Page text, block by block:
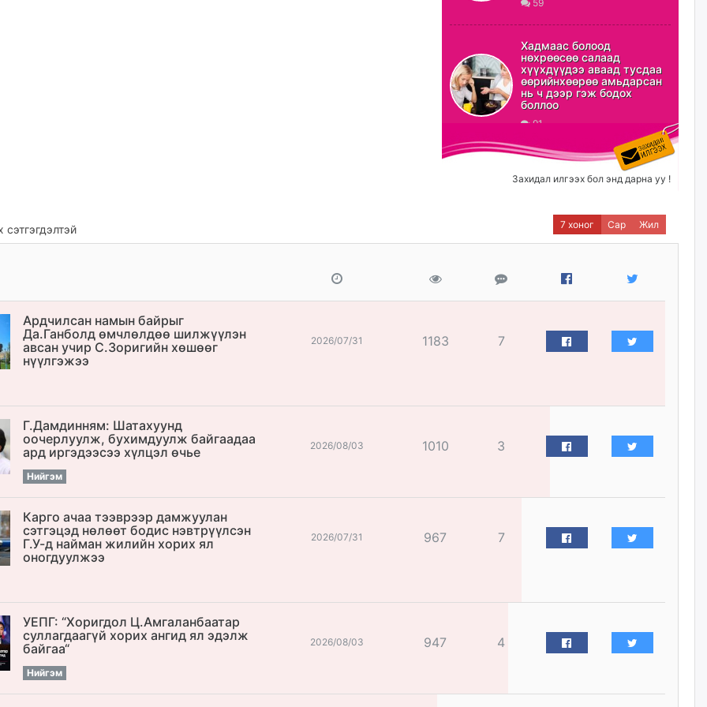
ХЗДХ-ын сайд С.Амарсайхан:
Авлигаар авсан хөрөнгийг
хурааж, нийгмийн сайн
сайхны хөгжилд зориулах
бөгөөд үүнийг хэд хэдэн эрх
бүхий байгууллагаас санал авна
өчигдѳр
Шатахууныг олдож байгаа
газраас нь л авч байна. Үнэ
тарифаас илүү хангамж дээр
анхаарч байна
Ц.Будханд: Дүүгээ гараад
долоон сарын хугацаа
Барилгын салбарын 100
Монгол Улсад 162 вагон - 9720
тонн АИ-92 орж иржээ
долларын санхүүжилтийн
эцсийн гэрээг есдүгээр сард
байгуулбал Тавантолгойн
Ханын материалд эхний
ээлжийн 6 блок орон сууцны
өчигдѳр
59
Хадмаас болоод
нөхрөөсөө салаад
хүүхдүүдээ аваад тусдаа
өөрийнхөөрөө амьдарсан
нь ч дээр гэж бодох
боллоо
91
Захидал илгээх бол энд дарна уу !
7 хоног Сар Жил
Ардчилсан намын байрыг
Да.Ганболд өмчлөлдөө шилжүүлэн
авсан учир С.Зоригийн хөшөөг
нүүлгэжээ
2026/07/31 1183 7
Г.Дамдинням: Шатахуунд
оочерлуулж, бухимдуулж байгаадаа
ард иргэдээсээ хүлцэл өчье
Нийгэм
2026/08/03 1010 3
Карго ачаа тээврээр дамжуулан
сэтгэцэд нөлөөт бодис нэвтрүүлсэн
Г.У-д найман жилийн хорих ял
оногдуулжээ
2026/07/31 967 7
УЕПГ: “Хоригдол Ц.Амгаланбаатар
cуллагдаагүй хорих ангид ял эдэлж
байгаа“
Нийгэм
2026/08/03 947 4